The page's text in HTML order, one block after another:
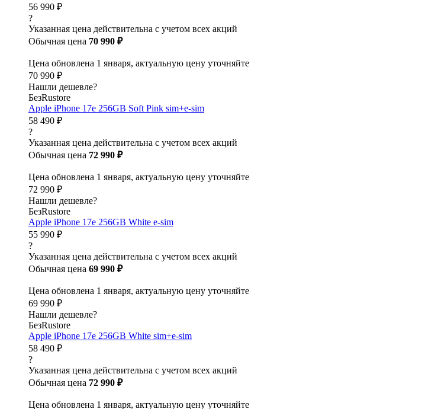
56 990 ₽
?
Указанная цена действительна с учетом всех акций
Обычная цена 70 990 ₽
Цена обновлена 1 января, актуальную цену уточняйте
70 990 ₽
Нашли дешевле?
БезRustore
Apple iPhone 17e 256GB Soft Pink sim+e-sim
58 490 ₽
?
Указанная цена действительна с учетом всех акций
Обычная цена 72 990 ₽
Цена обновлена 1 января, актуальную цену уточняйте
72 990 ₽
Нашли дешевле?
БезRustore
Apple iPhone 17e 256GB White e-sim
55 990 ₽
?
Указанная цена действительна с учетом всех акций
Обычная цена 69 990 ₽
Цена обновлена 1 января, актуальную цену уточняйте
69 990 ₽
Нашли дешевле?
БезRustore
Apple iPhone 17e 256GB White sim+e-sim
58 490 ₽
?
Указанная цена действительна с учетом всех акций
Обычная цена 72 990 ₽
Цена обновлена 1 января, актуальную цену уточняйте